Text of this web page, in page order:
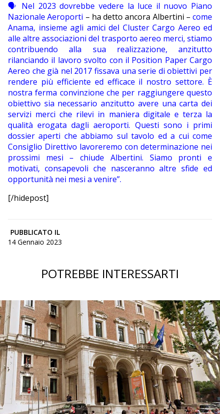
🗣 Nel 2023 dovrebbe vedere la luce il nuovo Piano
Nazionale Aeroporti – ha detto ancora Albertini – come
Anama, insieme agli amici del Cluster Cargo Aereo ed
alle altre associazioni del trasporto aereo merci, stiamo
contribuendo alla sua realizzazione, anzitutto
rilanciando il lavoro svolto con il Position Paper Cargo
Aereo che già nel 2017 fissava una serie di obiettivi per
rendere più efficiente ed efficace il nostro settore. È
nostra ferma convinzione che per raggiungere questo
obiettivo sia necessario anzitutto avere una carta dei
servizi merci che rilevi in maniera digitale e terza la
qualità erogata dagli aeroporti. Questi sono i primi
dossier aperti che abbiamo sul tavolo ed a cui come
Consiglio Direttivo lavoreremo con determinazione nei
prossimi mesi – chiude Albertini. Siamo pronti e
motivati, consapevoli che nasceranno altre sfide ed
opportunità nei mesi a venire”.
[/hidepost]
PUBBLICATO IL
14 Gennaio 2023
POTREBBE INTERESSARTI